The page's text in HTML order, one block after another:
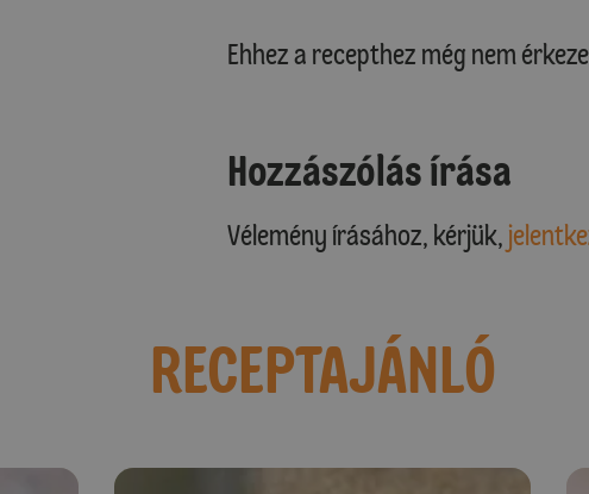
Ehhez a recepthez még nem
Hozzászólás írása
Vélemény írásához, kérjük,
RECEPTAJÁNLÓ